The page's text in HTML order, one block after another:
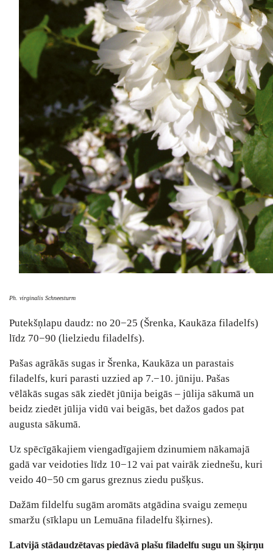
Ph. virginalis Schneesturm
Putekšņlapu daudz: no 20−25 (Šrenka, Kaukāza filadelfs)
līdz 70−90 (lielziedu filadelfs).
Pašas agrākās sugas ir Šrenka, Kaukāza un parastais
filadelfs, kuri parasti uzzied ap 7.−10. jūniju. Pašas
vēlākās sugas sāk ziedēt jūnija beigās – jūlija sākumā un
beidz ziedēt jūlija vidū vai beigās, bet dažos gados pat
augusta sākumā.
Uz spēcīgākajiem viengadīgajiem dzinumiem nākamajā
gadā var veidoties līdz 10−12 vai pat vairāk ziednešu, kuri
veido 40−50 cm garus greznus ziedu pušķus.
Dažām fildelfu sugām aromāts atgādina svaigu zemeņu
smaržu (sīklapu un Lemuāna filadelfu šķirnes).
Latvijā stādaudzētavas piedāvā plašu filadelfu sugu un šķirņu